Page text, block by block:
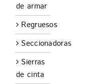
de armar
Regruesos
Seccionadoras
Sierras
de cinta